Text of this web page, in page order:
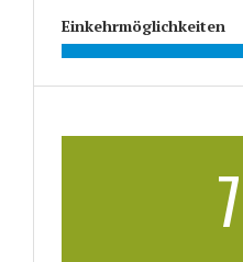
Einkehrmöglichkeiten